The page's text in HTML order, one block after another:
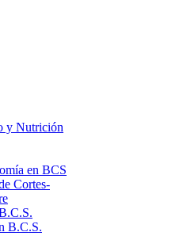
y Nutrición
en BCS
Cortes-
B.C.S.